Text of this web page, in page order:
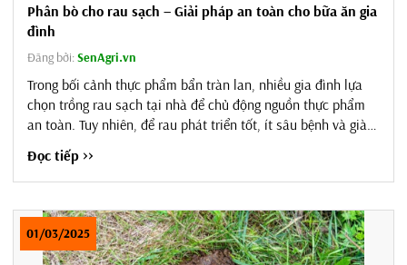
Phân bò cho rau sạch – Giải pháp an toàn cho bữa ăn gia
đình
Đăng bởi:SenAgri.vn
Trong bối cảnh thực phẩm bẩn tràn lan, nhiều gia đình lựa
chọn trồng rau sạch tại nhà để chủ động nguồn thực phẩm
an toàn. Tuy nhiên, để rau phát triển tốt, ít sâu bệnh và giàu
Trong số các loại phân hữu cơ, phân bò được coi là lựa chọn
hàng đầu cho rau sạch bởi tính an toàn, giá thành hợp lý và
Đọc tiếp >>
01/03/2025